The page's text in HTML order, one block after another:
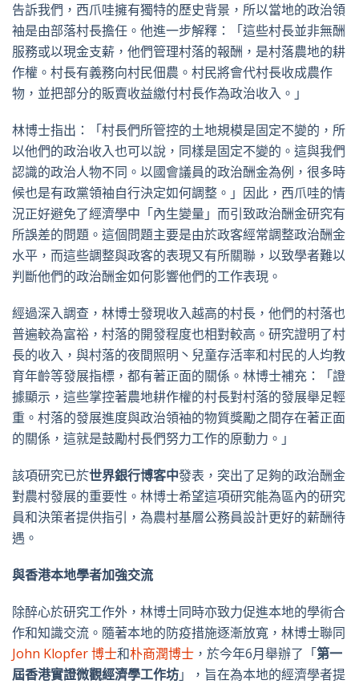
告訴我們，西爪哇擁有獨特的歷史背景，所以當地的政治領
袖是由部落村長擔任。他進一步解釋：「這些村長並非無酬
服務或以現金支薪，他們管理村落的報酬，是村落農地的耕
作權。村長有義務向村民佃農。村民將會代村長收成農作
物，並把部分的販賣收益繳付村長作為政治收入。」
林博士指出：「村長們所管控的土地規模是固定不變的，所
以他們的政治收入也可以說，同樣是固定不變的。這與我們
認識的政治人物不同。以國會議員的政治酬金為例，很多時
候也是有政黨領袖自行決定如何調整。」因此，西爪哇的情
況正好避免了經濟學中「內生變量」而引致政治酬金研究有
所誤差的問題。這個問題主要是由於政客經常調整政治酬金
水平，而這些調整與政客的表現又有所關聯，以致學者難以
判斷他們的政治酬金如何影響他們的工作表現。
經過深入調查，林博士發現收入越高的村長，他們的村落也
普遍較為富裕，村落的開發程度也相對較高。研究證明了村
長的收入，與村落的夜間照明丶兒童存活率和村民的人均教
育年齡等發展指標，都有著正面的關係。林博士補充：「證
據顯示，這些掌控著農地耕作權的村長對村落的發展舉足輕
重。村落的發展進度與政治領袖的物質獎勵之間存在著正面
的關係，這就是鼓勵村長們努力工作的原動力。」
該項研究已於世界銀行博客中發表，突出了足夠的政治酬金
對農村發展的重要性。林博士希望這項研究能為區內的研究
員和決策者提供指引，為農村基層公務員設計更好的薪酬待
遇。
與香港本地學者加強交流
除醉心於研究工作外，林博士同時亦致力促進本地的學術合
作和知識交流。隨著本地的防疫措施逐漸放寬，林博士聯同
John Klopfer 博士和朴商潤博士 ，於今年6月舉辦了「第一
屆香港實證微觀經濟學工作坊」，旨在為本地的經濟學者提